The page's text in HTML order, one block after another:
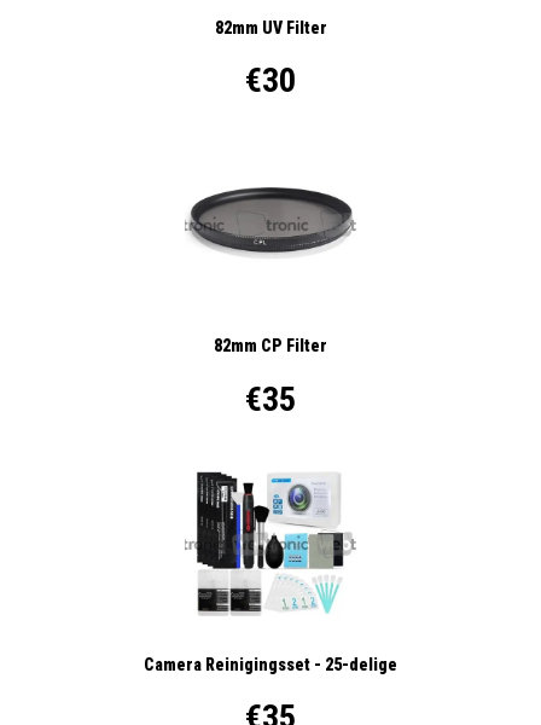
82mm UV Filter
€30
82mm CP Filter
€35
Camera Reinigingsset - 25-delige